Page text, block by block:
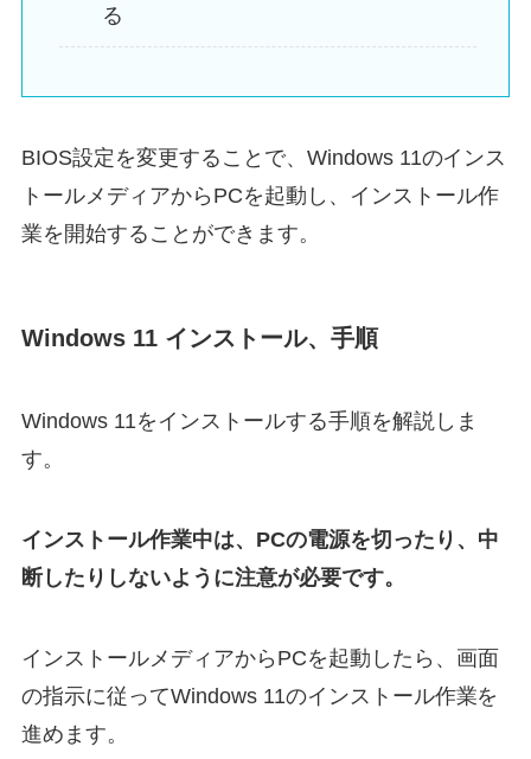
る
BIOS設定を変更することで、Windows 11のインス
トールメディアからPCを起動し、インストール作
業を開始することができます。
Windows 11 インストール、手順
Windows 11をインストールする手順を解説しま
す。
インストール作業中は、PCの電源を切ったり、中
断したりしないように注意が必要です。
インストールメディアからPCを起動したら、画面
の指示に従ってWindows 11のインストール作業を
進めます。